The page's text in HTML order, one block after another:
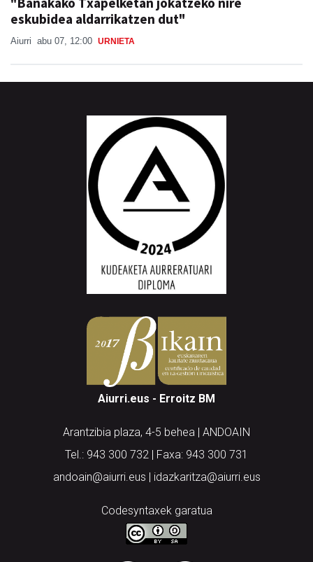
eskubidea aldarrikatzen dut"
Aiurri abu 07, 12:00 URNIETA
Aiurri.eus - Erroitz BM
Arantzibia plaza, 4-5 behea | ANDOAIN
Tel.: 943 300 732 | Faxa: 943 300 731
andoain@aiurri.eus | idazkaritza@aiurri.eus
Codesyntaxek garatua